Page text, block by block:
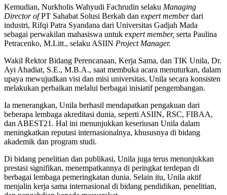
Kemudian, Nurkholis Wahyudi Fachrudin selaku Managing
Director ofPT Sahabat Solusi Berkah dan expert memberdari
industri, Rifqi Patra Syandana dari Universitas Gadjah Mada
sebagai perwakilan mahasiswa untuk expert member, serta Paulina
Petracenko, M.Litt., selaku ASIIN Project Manager.
Wakil Rektor Bidang Perencanaan, Kerja Sama, dan TIK Unila, Dr.
Ayi Ahadiat, S.E., M.B.A., saat membuka acara menuturkan, dalam
upaya mewujudkan visi dan misi universitas, Unila secara konsisten
melakukan perbaikan melalui berbagai inisiatif pengembangan.
Ia menerangkan, Unila berhasil mendapatkan pengakuan dari
beberapa lembaga akreditasi dunia, seperti ASIIN, RSC, FIBAA,
dan ABEST21. Hal ini menunjukkan keseriusan Unila dalam
meningkatkan reputasi internasionalnya, khususnya di bidang
akademik dan program studi.
Di bidang penelitian dan publikasi, Unila juga terus menunjukkan
prestasi signifikan, menempatkannya di peringkat terdepan di
berbagai lembaga pemeringkatan dunia. Selain itu, Unila aktif
menjalin kerja sama internasional di bidang pendidikan, penelitian,